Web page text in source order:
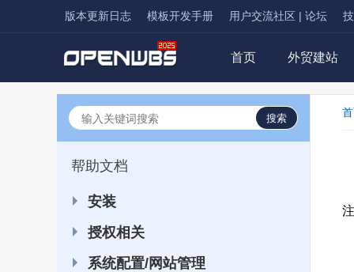
版本更新日志 模板开发手册 用户交流社区 | 论坛
首页 外贸建站
搜索
帮助文档
安装
授权相关
系统配置/网站管理